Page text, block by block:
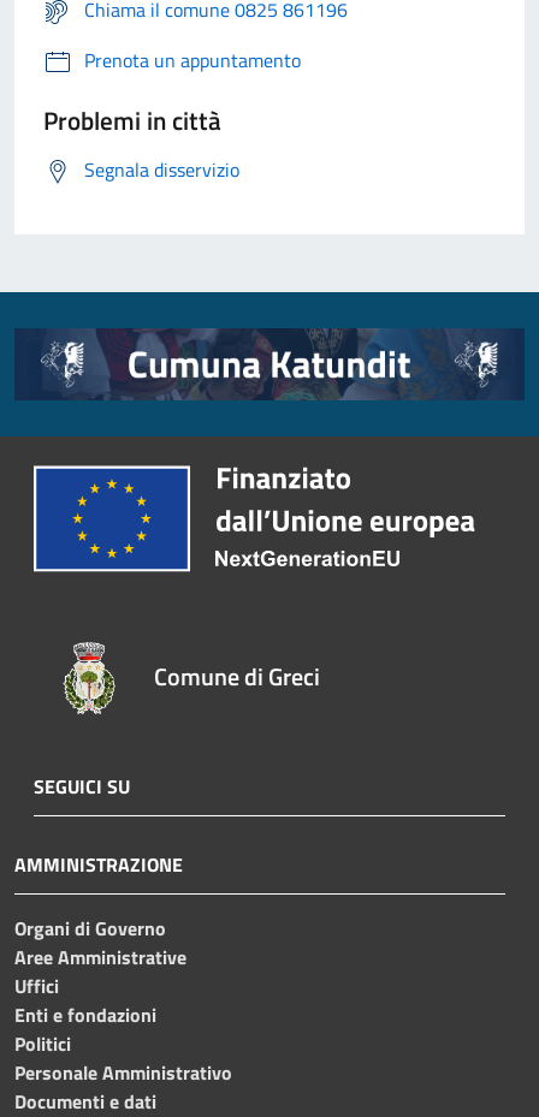
Chiama il comune 0825 861196
Prenota un appuntamento
Problemi in città
Segnala disservizio
Comune di Greci
SEGUICI SU
AMMINISTRAZIONE
Organi di Governo
Aree Amministrative
Uffici
Enti e fondazioni
Politici
Personale Amministrativo
Documenti e dati